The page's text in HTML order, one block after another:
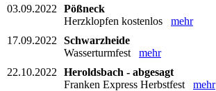
03.09.2022
Pößneck
Herzklopfen kostenlos mehr
17.09.2022
Schwarzheide
Wasserturmfest mehr
22.10.2022
Heroldsbach - abgesagt
Franken Express Herbstfest mehr